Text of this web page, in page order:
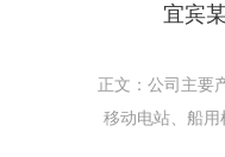
宜宾
正文：公司主要
移动电站、船用